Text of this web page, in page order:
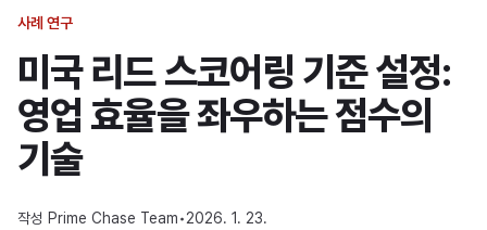
사례 연구
미국 리드 스코어링 기준 설정:
영업 효율을 좌우하는 점수의
기술
작성 Prime Chase Team•2026. 1. 23.